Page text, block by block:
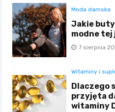
Moda damska
Jakie buty
modne tej
7 sierpnia
Witaminy i
Dlaczego
przyjęta
witaminy